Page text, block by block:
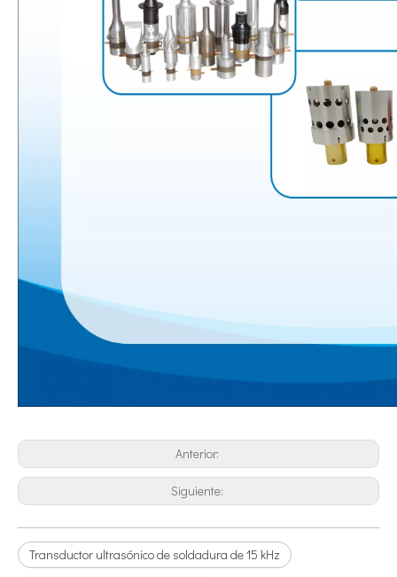
Tecnología de tratamiento de agua por ultrasonidos
Actualmente, la investigación sobre la extracción de antioxidantes
¿Cuál es el principio y la teoría de la máquina de soldadura de
¿Qué es la tecnología de desgasificación de lodos de baterías ultrasónicas?
Actualmente, la investigación sobre la extracción de antioxidantes y
Anterior:
Siguiente:
Transductor ultrasónico de soldadura de 15 kHz